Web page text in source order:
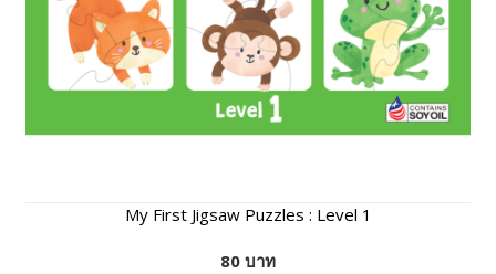
My First Jigsaw Puzzles : Level 1
80 บาท